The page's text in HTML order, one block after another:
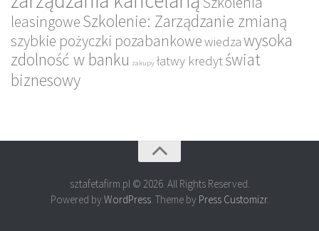
leasingoweSzkolenie: Zarządzanie zmianą
szybkie pożyczki pozabankowewiedzawysoka
zdolność w banku zakupy łatwy kredytświat
biznesowy
sztafetafirm.pl © 2026. All Rights Reserved.
Powered by WordPress. Theme by Press Customizr.